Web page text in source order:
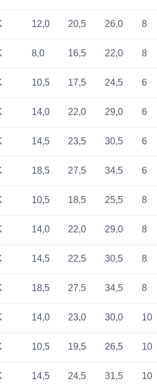
12,0 20,5 26,0 8
8,0 16,5 22,0 8
10,5 17,5 24,5 6
14,0 22,0 29,0 6
14,5 23,5 30,5 6
18,5 27,5 34,5 6
10,5 18,5 25,5 8
14,0 22,0 29,0 8
14,5 22,5 30,5 8
18,5 27,5 34,5 8
14,0 23,0 30,0 10
10,5 19,5 26,5 10
14,5 24,5 31,5 10